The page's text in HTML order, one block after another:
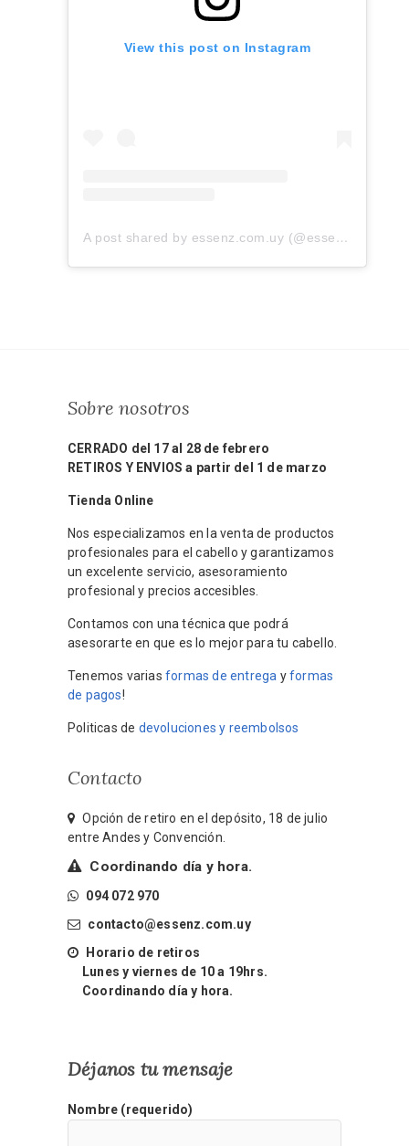
View this post on Instagram
A post shared by essenz.com.uy (@essenz.com.uy)
Sobre nosotros
CERRADO del 17 al 28 de febrero
RETIROS Y ENVIOS a partir del 1 de marzo
Tienda Online
Nos especializamos en la venta de productos
profesionales para el cabello y garantizamos
un excelente servicio, asesoramiento
profesional y precios accesibles.
Contamos con una técnica que podrá
asesorarte en que es lo mejor para tu cabello.
Tenemos varias formas de entrega yformas
de pagos!
Politicas de devoluciones y reembolsos
Contacto
Opción de retiro en el depósito, 18 de julio
entre Andes y Convención.
Coordinando día y hora.
094 072 970
contacto@essenz.com.uy
Horario de retiros
Lunes y viernes de 10 a 19hrs.
Coordinando día y hora.
Déjanos tu mensaje
Nombre (requerido)